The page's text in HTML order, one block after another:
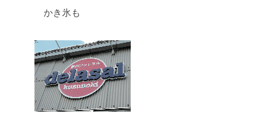
かき氷も